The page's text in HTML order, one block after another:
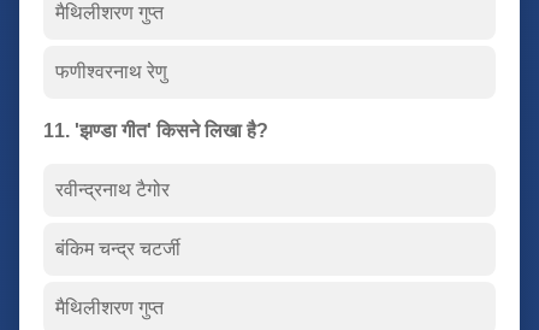
मैथिलीशरण गुप्त
फणीश्वरनाथ रेणु
11. 'झण्डा गीत' किसने लिखा है?
रवीन्द्रनाथ टैगोर
बंकिम चन्द्र चटर्जी
मैथिलीशरण गुप्त